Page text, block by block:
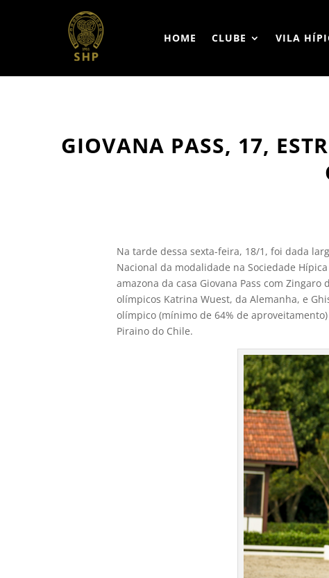
HOME CLUBE VILA
GIOVANA PASS, 17,
Na tarde dessa sexta-feira, 18/1, foi dada
Nacional da modalidade na Sociedade
amazona da casa Giovana Pass com
olímpicos Katrina Wuest, da Alemanha, e
olímpico (mínimo de 64% de
Piraino do Chile.